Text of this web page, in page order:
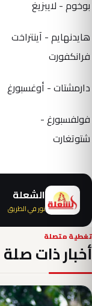
بوخوم - لايبزيغ
هايدنهايم - آينتراخت
فرانكفورت
دارمشتات - أوغسبورغ
فولفسبورغ -
شتوتغارت
الشعلة
نور في الطريق
تغطية متصلة
أخبار ذات صلة